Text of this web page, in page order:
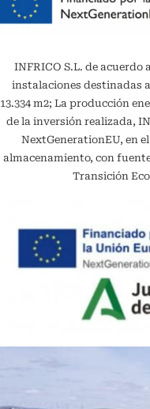
INFRICO S.L. de acuerdo
instalaciones destinadas
13.334 m2; La producción
de la inversión realizada,
NextGenerationEU, en
almacenamiento, con
Transición